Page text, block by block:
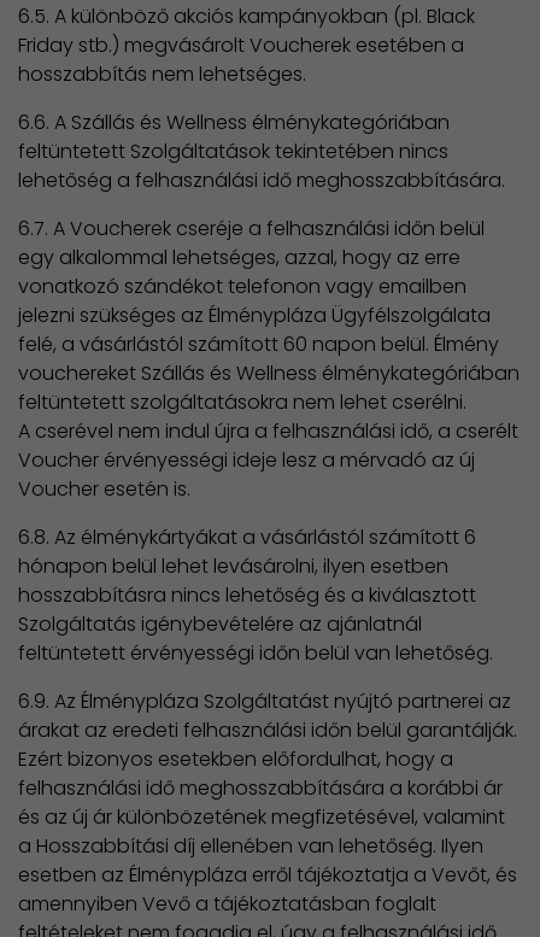
6.5. A különböző akciós kampányokban (pl. Black
Friday stb.) megvásárolt Voucherek esetében a
hosszabbítás nem lehetséges.
6.6. A Szállás és Wellness élménykategóriában
feltüntetett Szolgáltatások tekintetében nincs
lehetőség a felhasználási idő meghosszabbítására.
6.7. A Voucherek cseréje a felhasználási időn belül
egy alkalommal lehetséges, azzal, hogy az erre
vonatkozó szándékot telefonon vagy emailben
jelezni szükséges az Élménypláza Ügyfélszolgálata
felé, a vásárlástól számított 60 napon belül. Élmény
vouchereket Szállás és Wellness élménykategóriában
feltüntetett szolgáltatásokra nem lehet cserélni.
A cserével nem indul újra a felhasználási idő, a cserélt
Voucher érvényességi ideje lesz a mérvadó az új
Voucher esetén is.
6.8. Az élménykártyákat a vásárlástól számított 6
hónapon belül lehet levásárolni, ilyen esetben
hosszabbításra nincs lehetőség és a kiválasztott
Szolgáltatás igénybevételére az ajánlatnál
feltüntetett érvényességi időn belül van lehetőség.
6.9. Az Élménypláza Szolgáltatást nyújtó partnerei az
árakat az eredeti felhasználási időn belül garantálják.
Ezért bizonyos esetekben előfordulhat, hogy a
felhasználási idő meghosszabbítására a korábbi ár
és az új ár különbözetének megfizetésével, valamint
a Hosszabbítási díj ellenében van lehetőség. Ilyen
esetben az Élménypláza erről tájékoztatja a Vevőt, és
amennyiben Vevő a tájékoztatásban foglalt